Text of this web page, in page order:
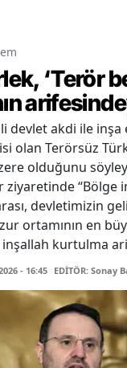
‘Terör
devlet akdi ile inşa
olan Terörsüz
olduğunu
“Bölge
devletimizin
ortamının en
kurtulma
- 16:45 EDİTÖR: Sonay